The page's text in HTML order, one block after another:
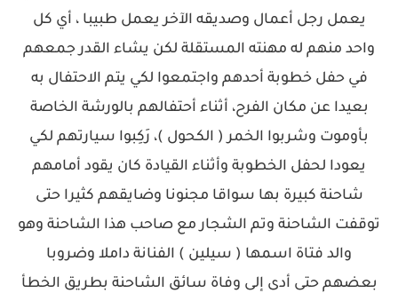
يعمل رجل أعمال وصديقه الآخر يعمل طبيبا ، أي كل
واحد منهم له مهنته المستقلة لكن يشاء القدر جمعهم
في حفل خطوبة أحدهم واجتمعوا لكي يتم الاحتفال به
بعيدا عن مكان الفرح، أثناء أحتفالهم بالورشة الخاصة
بأوموت وشربوا الخمر ( الكحول )، رَكِبوا سيارتهم لكي
يعودا لحفل الخطوبة وأثناء القيادة كان يقود أمامهم
شاحنة كبيرة بها سواقا مجنونا وضايقهم كثيرا حتى
توقفت الشاحنة وتم الشجار مع صاحب هذا الشاحنة وهو
والد فتاة اسمها ( سيلين ) الفنانة داملا وضروبا
بعضهم حتى أدى إلى وفاة سائق الشاحنة بطريق الخطأ